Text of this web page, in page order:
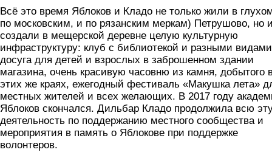
Всё это время Яблоков и Кладо не только жили в
по московским, и по рязанским меркам) Петрушово, но
создали в мещерской деревне целую культурную
инфраструктуру: клуб с библиотекой и разными видами
досуга для детей и взрослых в заброшенном здании
магазина, очень красивую часовню из камня, добытого
этих же краях, ежегодный фестиваль «Макушка лета»
местных жителей и всех желающих. В 2017 году
Яблоков скончался. Дильбар Кладо продолжила всю
деятельность по поддержанию местного сообщества и
мероприятия в память о Яблокове при поддержке
волонтеров.